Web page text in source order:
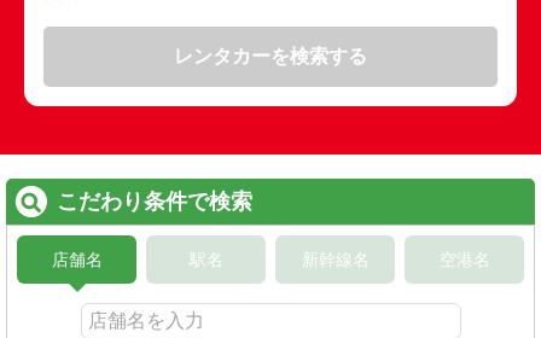
レンタカーを検索する
こだわり条件で検索
店舗名 駅名 新幹線名 空港名